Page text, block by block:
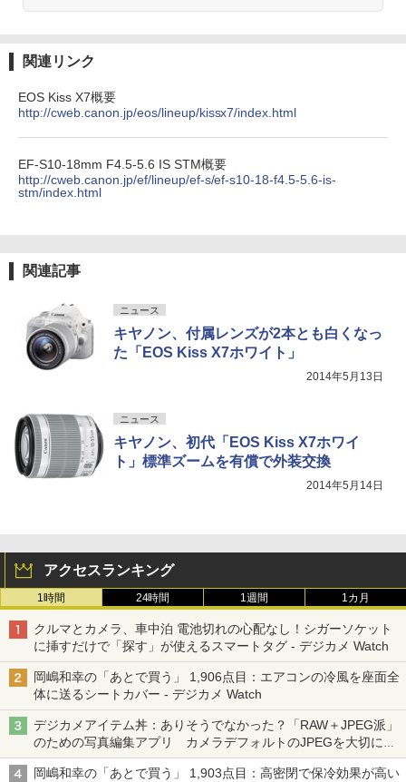
関連リンク
EOS Kiss X7概要
http://cweb.canon.jp/eos/lineup/kissx7/index.html
EF-S10-18mm F4.5-5.6 IS STM概要
http://cweb.canon.jp/ef/lineup/ef-s/ef-s10-18-f4.5-5.6-is-
stm/index.html
関連記事
ニュース
キヤノン、付属レンズが2本とも白くなっ
た「EOS Kiss X7ホワイト」
2014年5月13日
ニュース
キヤノン、初代「EOS Kiss X7ホワイ
ト」標準ズームを有償で外装交換
2014年5月14日
アクセスランキング
1時間 24時間 1週間 1カ月
クルマとカメラ、車中泊 電池切れの心配なし！シガーソケット
に挿すだけで「探す」が使えるスマートタグ - デジカメ Watch
岡嶋和幸の「あとで買う」 1,906点目：エアコンの冷風を座面全
体に送るシートカバー - デジカメ Watch
デジカメアイテム丼：ありそうでなかった？「RAW＋JPEG派」
のための写真編集アプリ カメラデフォルトのJPEGを大切にす
る「Filmator」
岡嶋和幸の「あとで買う」 1,903点目：高密閉で保冷効果が高い